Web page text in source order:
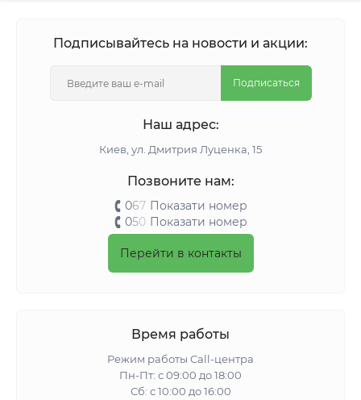
Подписывайтесь на новости и акции:
Подписаться
Наш адрес:
Киeв, ул. Дмитрия Луценка, 15
Позвоните нам:
067 Показати номер
050 Показати номер
Перейти в контакты
Время работы
Режим работы Call-центра
Пн-Пт: с 09:00 до 18:00
Сб: с 10:00 до 16:00